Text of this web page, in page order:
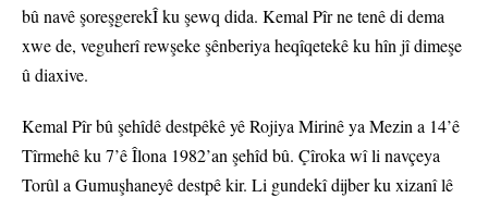
bû navê şoreşgerekÎ ku şewq dida. Kemal Pîr ne tenê di dema
xwe de, veguherî rewşeke şênberiya heqîqetekê ku hîn jî dimeşe
û diaxive.
Kemal Pîr bû şehîdê destpêkê yê Rojiya Mirinê ya Mezin a 14’ê
Tîrmehê ku 7’ê Îlona 1982’an şehîd bû. Çîroka wî li navçeya
Torûl a Gumuşhaneyê destpê kir. Li gundekî dijber ku xizanî lê